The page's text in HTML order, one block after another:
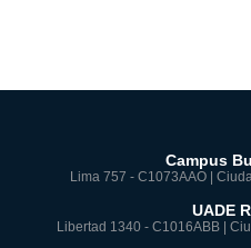
Campus
Lima 757 - C1073AAO |
UADE
Libertad 1340 - C1016ABB |